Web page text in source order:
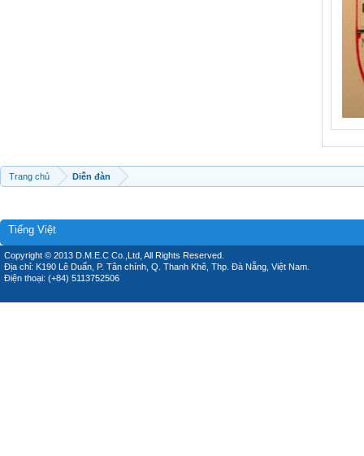
Trang chủ Diễn đàn
Tiếng Việt
Copyright © 2013 D.M.E.C Co.,Ltd, All Rights Reserved.
Địa chỉ: K190 Lê Duẩn, P. Tân chính, Q. Thanh Khê, Thp. Đà Nẵng, Việt Nam.
Điện thoại: (+84) 5113752506